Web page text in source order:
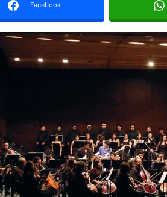
Facebook